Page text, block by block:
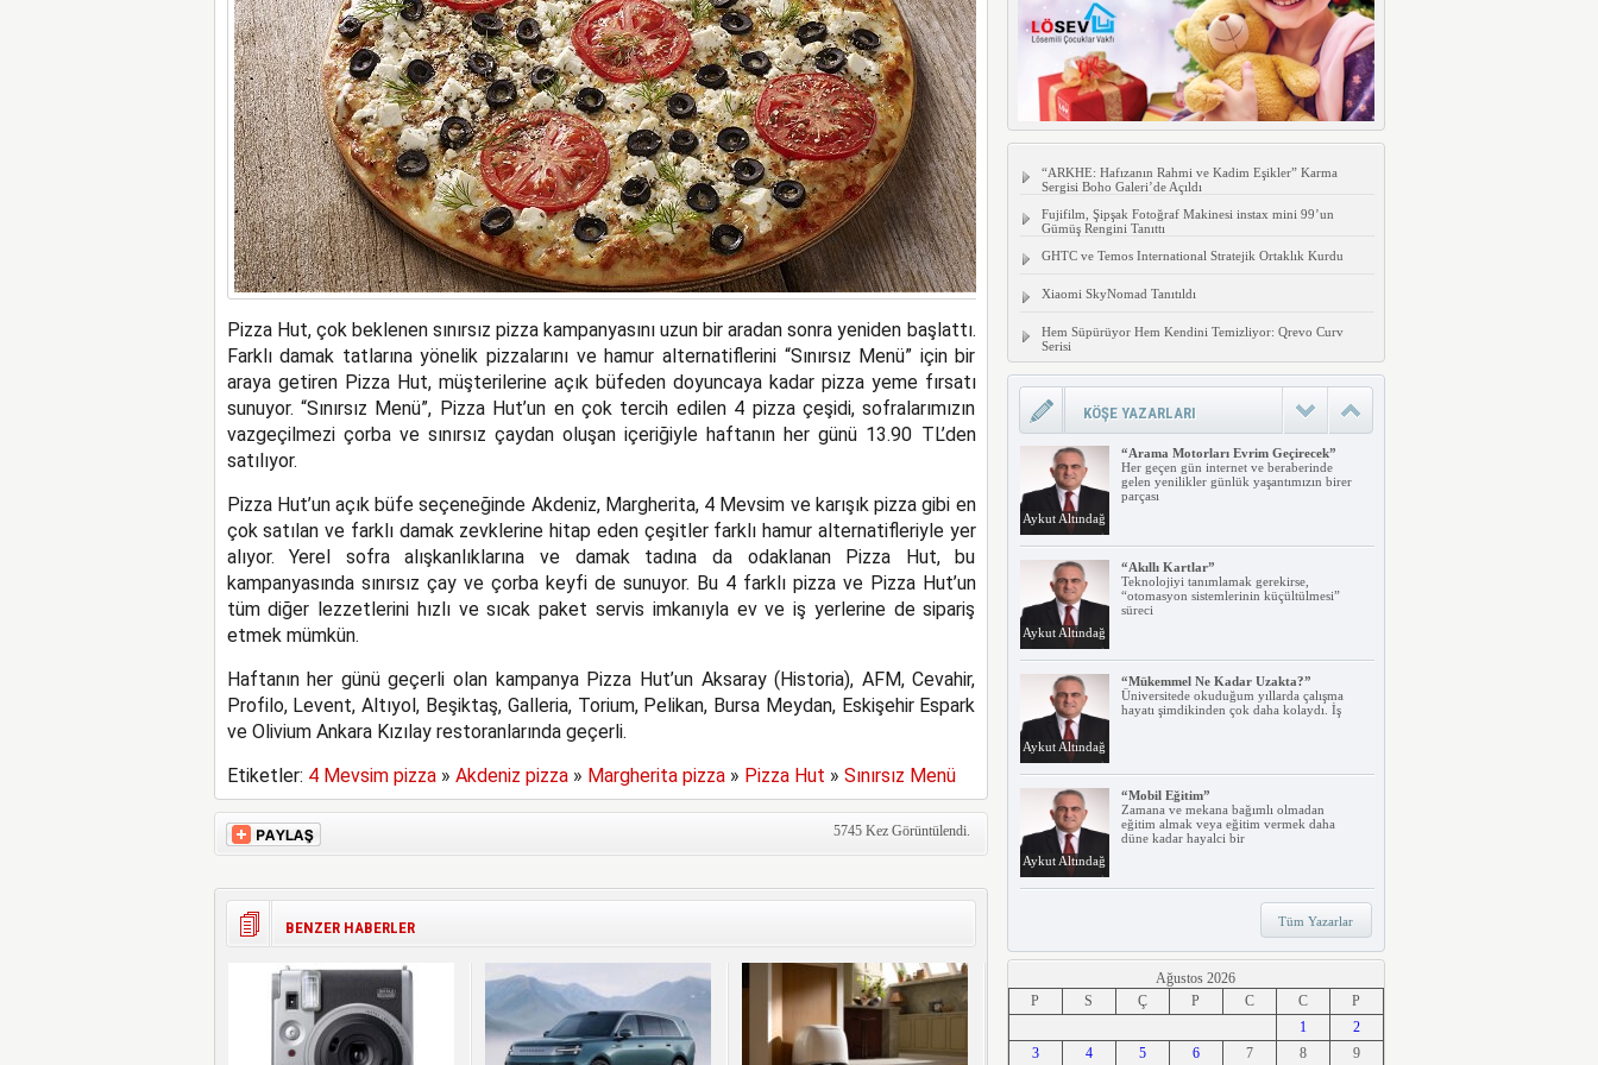
Pizza Hut, çok beklenen sınırsız pizza kampanyasını uzun bir aradan sonra yeniden başlattı.
Farklı damak tatlarına yönelik pizzalarını ve hamur alternatiflerini “Sınırsız Menü” için bir
araya getiren Pizza Hut, müşterilerine açık büfeden doyuncaya kadar pizza yeme fırsatı
sunuyor. “Sınırsız Menü”, Pizza Hut’un en çok tercih edilen 4 pizza çeşidi, sofralarımızın
vazgeçilmezi çorba ve sınırsız çaydan oluşan içeriğiyle haftanın her günü 13.90 TL’den
satılıyor.
Pizza Hut’un açık büfe seçeneğinde Akdeniz, Margherita, 4 Mevsim ve karışık pizza gibi en
çok satılan ve farklı damak zevklerine hitap eden çeşitler farklı hamur alternatifleriyle yer
alıyor. Yerel sofra alışkanlıklarına ve damak tadına da odaklanan Pizza Hut, bu
kampanyasında sınırsız çay ve çorba keyfi de sunuyor. Bu 4 farklı pizza ve Pizza Hut’un
tüm diğer lezzetlerini hızlı ve sıcak paket servis imkanıyla ev ve iş yerlerine de sipariş
etmek mümkün.
Haftanın her günü geçerli olan kampanya Pizza Hut’un Aksaray (Historia), AFM, Cevahir,
Profilo, Levent, Altıyol, Beşiktaş, Galleria, Torium, Pelikan, Bursa Meydan, Eskişehir Espark
ve Olivium Ankara Kızılay restoranlarında geçerli.
Etiketler: 4 Mevsim pizza» Akdeniz pizza» Margherita pizza» Pizza Hut » Sınırsız Menü
5745 Kez Görüntülendi.
BENZER HABERLER
“ARKHE: Hafızanın Rahmi ve Kadim Eşikler” Karma
Sergisi Boho Galeri’de Açıldı
Fujifilm, Şipşak Fotoğraf Makinesi instax mini 99’un
Gümüş Rengini Tanıttı
GHTC ve Temos International Stratejik Ortaklık Kurdu
Xiaomi SkyNomad Tanıtıldı
Hem Süpürüyor Hem Kendini Temizliyor: Qrevo Curv
Serisi
KÖŞE YAZARLARI
Aykut Altındağ
“Arama Motorları Evrim Geçirecek”
Her geçen gün internet ve beraberinde
gelen yenilikler günlük yaşantımızın birer
parçası
Aykut Altındağ
“Akıllı Kartlar”
Teknolojiyi tanımlamak gerekirse,
“otomasyon sistemlerinin küçültülmesi”
süreci
Aykut Altındağ
“Mükemmel Ne Kadar Uzakta?”
Üniversitede okuduğum yıllarda çalışma
hayatı şimdikinden çok daha kolaydı. İş
Aykut Altındağ
“Mobil Eğitim”
Zamana ve mekana bağımlı olmadan
eğitim almak veya eğitim vermek daha
düne kadar hayalci bir
“Teknoloji, Hızlı Tren ve İrem…”
Belki dikkatinizi çekmiştir. Türkiye’nin ilk
hızlı treni Ankara – Eskişehir
“Ne Duruyorsunuz, Dijitalleşsenize!”
Arabanız kendi kendine park ederken, siz
apartmanınıza giriyor ve evinizin kapısını
Tüm Yazarlar
Ağustos 2026
P
S Ç P C C
P
1
2
3
4 5 6 7 8 9